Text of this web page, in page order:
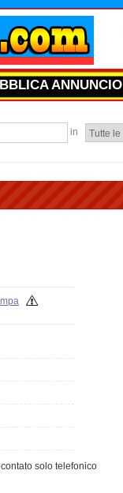
ANNUNCIO
in
solo telefonico